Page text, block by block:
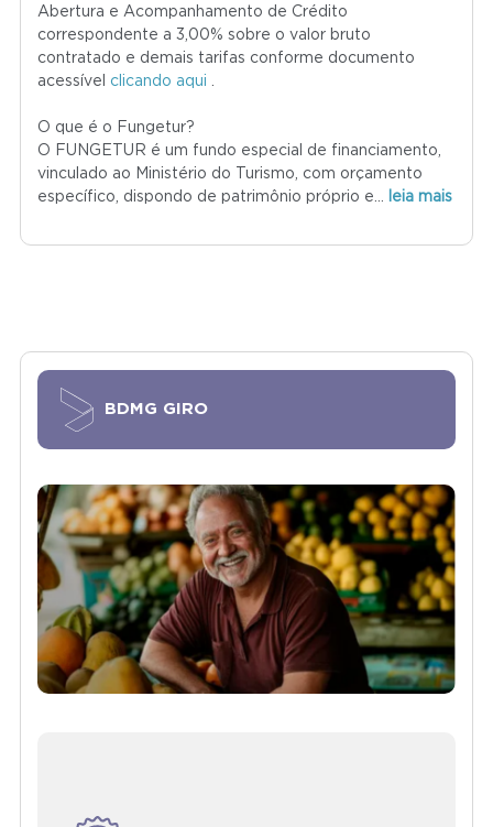
Abertura e Acompanhamento de Crédito
correspondente a 3,00% sobre o valor bruto
contratado e demais tarifas conforme documento
acessível clicando aqui .
O que é o Fungetur?
O FUNGETUR é um fundo especial de financiamento,
vinculado ao Ministério do Turismo, com orçamento
específico, dispondo de patrimônio próprio e… leia mais
BDMG GIRO